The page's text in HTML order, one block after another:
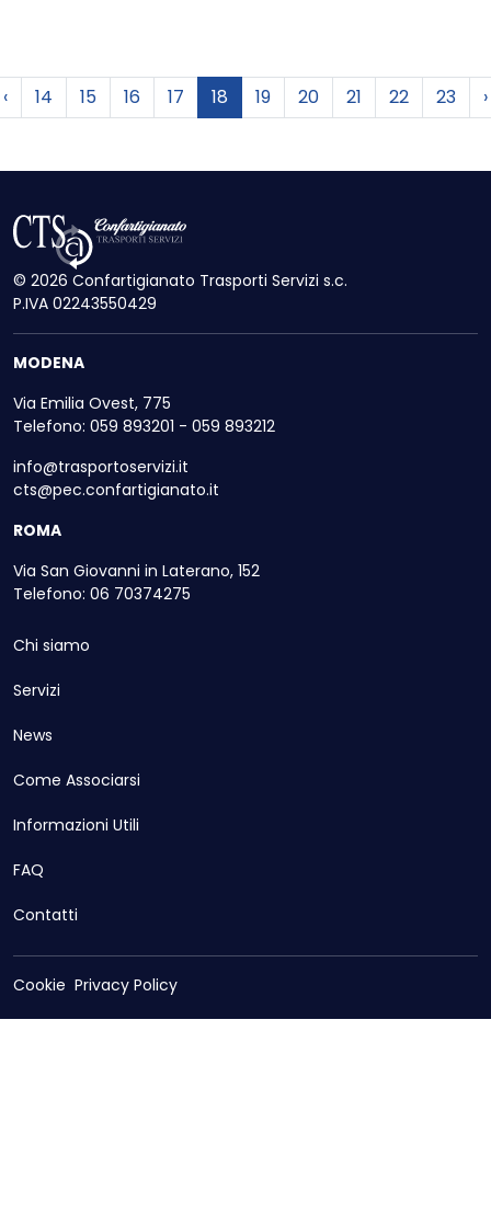
Precedente
‹ 14 15 16 17 18 19 20 21 22 23 ›
© 2026 Confartigianato Trasporti Servizi s.c.
P.IVA 02243550429
MODENA
Via Emilia Ovest, 775
Telefono: 059 893201 - 059 893212
info@trasportoservizi.it
cts@pec.confartigianato.it
ROMA
Via San Giovanni in Laterano, 152
Telefono: 06 70374275
Chi siamo
Servizi
News
Come Associarsi
Informazioni Utili
FAQ
Contatti
Cookie Privacy Policy